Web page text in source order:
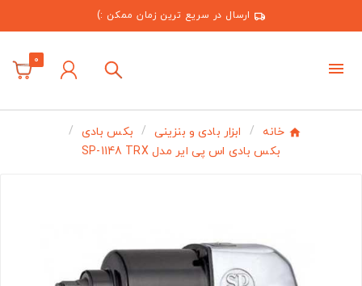
ارسال در سریع ترین زمان ممکن :)
0
خانه ابزار بادی و بنزینی
بکس بادی
بکس بادی اس پی ایر مدل SP-1148 TRX